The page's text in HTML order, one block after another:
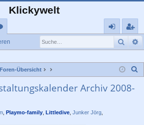
Klickywelt
de
eg
rie
re
Foren-Übersicht
Archiv 2008-
Playmo-family Littledive Junker Jörg